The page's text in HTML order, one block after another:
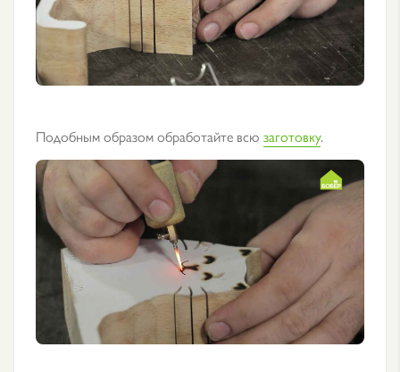
Подобным образом обработайте всю заготовку.